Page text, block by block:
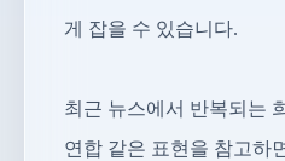
게 잡을 수 있습니다.
최근 뉴스에서 반복되는
연합 같은 표현을 참고하